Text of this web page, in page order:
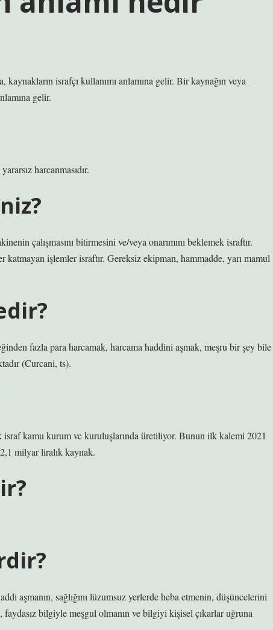
israfçı kullanımı anlamına gelir. Bir kaynağın veya
gelir.
harcanmasıdır.
çalışmasını bitirmesini ve/veya onarımını beklemek israftır.
katmayan işlemler israftır. Gereksiz ekipman, hammadde, yarı mamul
fazla para harcamak, harcama haddini aşmak, meşru bir şey bile
(Curcani, ts).
israf kamu kurum ve kuruluşlarında üretiliyor. Bunun ilk kalemi 2021
milyar liralık kaynak.
aşmanın, sağlığını lüzumsuz yerlerde heba etmenin, düşüncelerini
bilgiyle meşgul olmanın ve bilgiyi kişisel çıkarlar uğruna